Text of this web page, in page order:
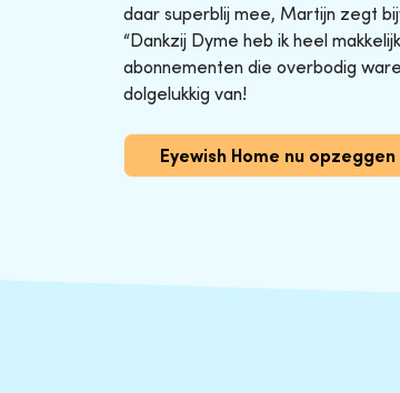
daar superblij mee, Martijn zegt
“Dankzij Dyme heb ik heel
abonnementen die overbodig
dolgelukkig van!
Eyewish Home nu opzeggen